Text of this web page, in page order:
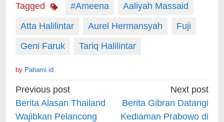
Tagged #Ameena
Aaliyah Massaid
Atta Halilintar
Aurel Hermansyah
Fuji
Geni Faruk
Tariq Halilintar
by Pahami.id
Post
navigation
Previous post
Berita Alasan Thailand
Wajibkan Pelancong
Next post
Berita Gibran Datangi
Kediaman Prabowo di